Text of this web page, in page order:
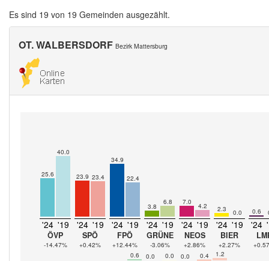
Es sind 19 von 19 Gemeinden ausgezählt.
OT. WALBERSDORF Bezirk Mattersburg
25.6
40.0
'24 '19
ÖVP
-14.47%
23.9 23.4
'24 '19
SPÖ
+0.42%
34.9
22.4
'24 '19
FPÖ
+12.44%
3.8
6.8
'24 '19
GRÜNE
-3.06%
7.0 4.2
'24 '19
NEOS
+2.86%
2.3 0.0
'24 '19
BIER
+2.27%
0.6
'24
0.6
0.0 0.0 0.0 0.4 1.2